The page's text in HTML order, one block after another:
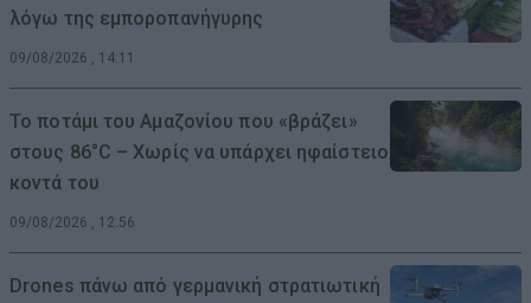
λόγω της εμποροπανήγυρης
09/08/2026 , 14:11
Το ποτάμι του Αμαζονίου που «βράζει»
στους 86°C – Χωρίς να υπάρχει ηφαίστειο
κοντά του
09/08/2026 , 12:56
Drones πάνω από γερμανική στρατιωτική